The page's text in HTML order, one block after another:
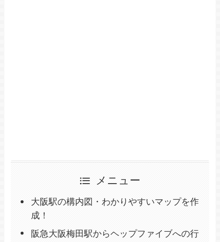
メニュー
大阪駅の構内図・わかりやすいマップを作
成！
阪急大阪梅田駅からヘップファイブへの行